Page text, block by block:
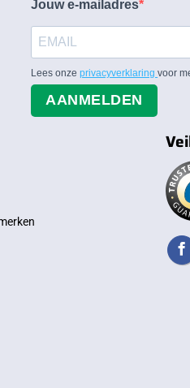
Jouw e-mailadres
Lees onzeprivacyverklaringvoor
AANMELDEN